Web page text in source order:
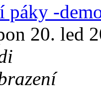
páky -
20. led